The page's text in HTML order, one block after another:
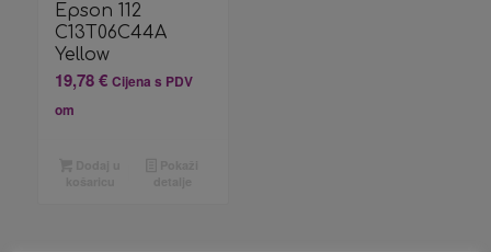
Epson 112
C13T06C44A
Yellow
19,78€ Cijena s PDV
om